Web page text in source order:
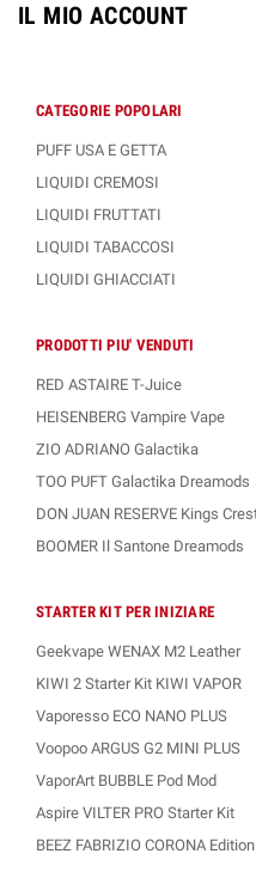
IL MIO ACCOUNT
CATEGORIE POPOLARI
PUFF USA E GETTA
LIQUIDI CREMOSI
LIQUIDI FRUTTATI
LIQUIDI TABACCOSI
LIQUIDI GHIACCIATI
PRODOTTI PIU' VENDUTI
RED ASTAIRE T-Juice
HEISENBERG Vampire Vape
ZIO ADRIANO Galactika
TOO PUFT Galactika Dreamods
DON JUAN RESERVE Kings
BOOMER Il Santone Dreamods
STARTER KIT PER INIZIARE
Geekvape WENAX M2 Leather
KIWI 2 Starter Kit KIWI VAPOR
Vaporesso ECO NANO PLUS
Voopoo ARGUS G2 MINI PLUS
VaporArt BUBBLE Pod Mod
Aspire VILTER PRO Starter Kit
BEEZ FABRIZIO CORONA Edition